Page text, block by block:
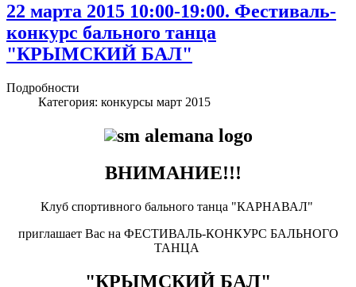
22 марта 2015 10:00-19:00. Фестиваль-
конкурс бального танца
"КРЫМСКИЙ БАЛ"
Подробности
Категория: конкурсы март 2015
ВНИМАНИЕ!!!
Клуб спортивного бального танца "КАРНАВАЛ"
приглашает Вас на ФЕСТИВАЛЬ-КОНКУРС БАЛЬНОГО
ТАНЦА
"КРЫМСКИЙ БАЛ"